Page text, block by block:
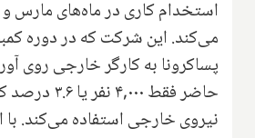
استخدام کاری در ماه‌های مارس
می‌کند. این شرکت که در دوره
پساکرونا به کارگر خارجی روی
حاضر فقط
نیروی خارجی استفاده می‌کند. با